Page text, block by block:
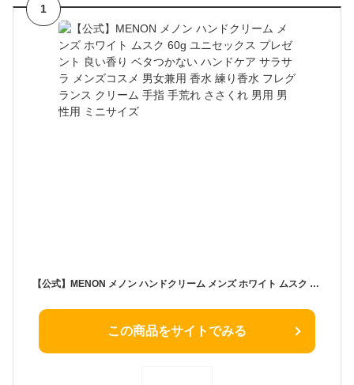
1
【公式】MENON メノン ハンドクリーム メンズ ホワイト ムスク 60g ユニセックス プレゼント 良い香り ベタつかない ハンドケア サラサラ メンズコスメ 男女兼用 香水 練り香水 フレグランス クリーム 手指 手荒れ ささくれ 男用 男性用 ミニサイズ
この商品をサイトでみる